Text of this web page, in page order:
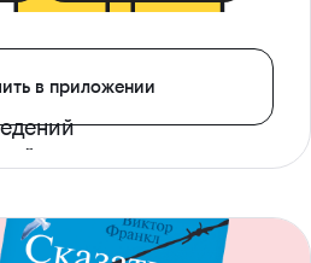
в приложении